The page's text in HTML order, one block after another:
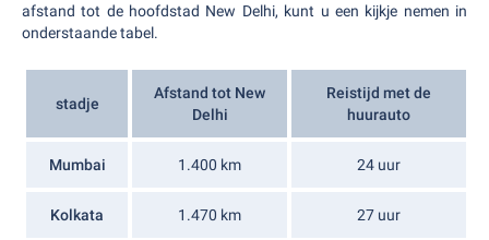
afstand tot de hoofdstad New Delhi, kunt u een kijkje nemen in
onderstaande tabel.
stadje
Afstand tot New
Delhi
Reistijd met de
huurauto
Mumbai 1.400 km 24 uur
Kolkata 1.470 km 27 uur